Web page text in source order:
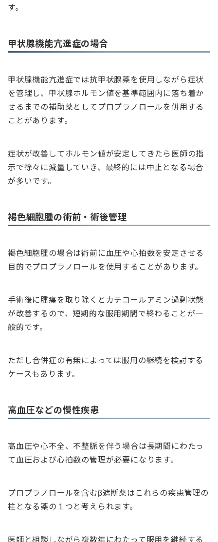
す。
甲状腺機能亢進症の場合
甲状腺機能亢進症では抗甲状腺薬を使用しながら症状
を管理し、甲状腺ホルモン値を基準範囲内に落ち着か
せるまでの補助薬としてプロプラノロールを併用する
ことがあります。
症状が改善してホルモン値が安定してきたら医師の指
示で徐々に減量していき、最終的には中止となる場合
が多いです。
褐色細胞腫の術前・術後管理
褐色細胞腫の場合は術前に血圧や心拍数を安定させる
目的でプロプラノロールを使用することがあります。
手術後に腫瘍を取り除くとカテコールアミン過剰状態
が改善するので、短期的な服用期間で終わることが一
般的です。
ただし合併症の有無によっては服用の継続を検討する
ケースもあります。
高血圧などの慢性疾患
高血圧や心不全、不整脈を伴う場合は長期間にわたっ
て血圧および心拍数の管理が必要になります。
プロプラノロールを含むβ遮断薬はこれらの疾患管理の
柱となる薬の１つと考えられます。
医師と相談しながら複数年にわたって服用を継続する